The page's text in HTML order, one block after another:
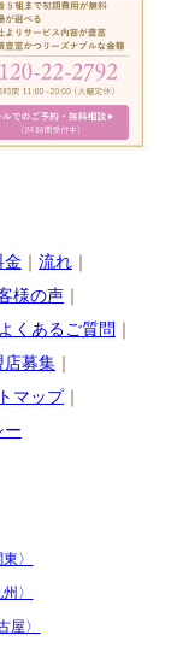
金 流れ｜
様の声｜
よくあるご質問
店募集｜
マップ｜
ー
〉
〉
屋〉